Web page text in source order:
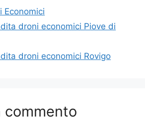
Economici
droni economici Piove di
droni economici Rovigo
commento